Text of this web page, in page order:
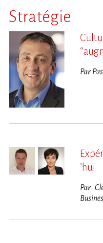
Stratégie
Par
‌’hui
Par